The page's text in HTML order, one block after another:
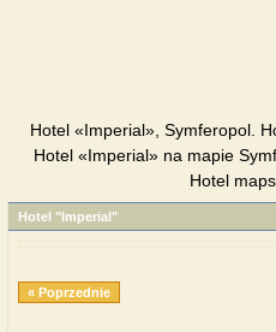
Hotel «Imperial», Symferopol.
Hotel «Imperial» na mapie
Hotel
Hotel "Imperial"
« Poprzednie